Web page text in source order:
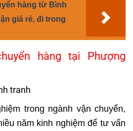
hàng từ Bình
giá rẻ, đi trong
hàng tại Phượng
tranh
trong ngành vận chuyển,
năm kinh nghiệm để tư vấn